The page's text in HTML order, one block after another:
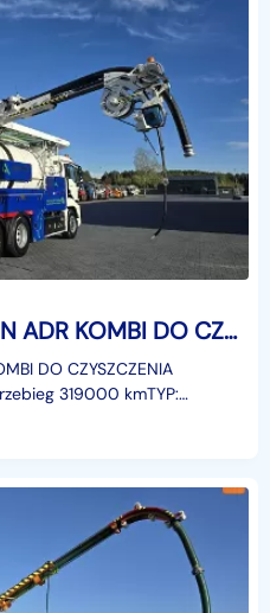
MAN WUKO ASSMANN ADR KOMBI DO CZYSZCZENIA KANAŁÓW WUKO asenizacyjny separator beczka odpady czyszczenie kanalizacja
DO CZYSZCZENIA
319000 kmTYP:
watch?v=nGRx8Te